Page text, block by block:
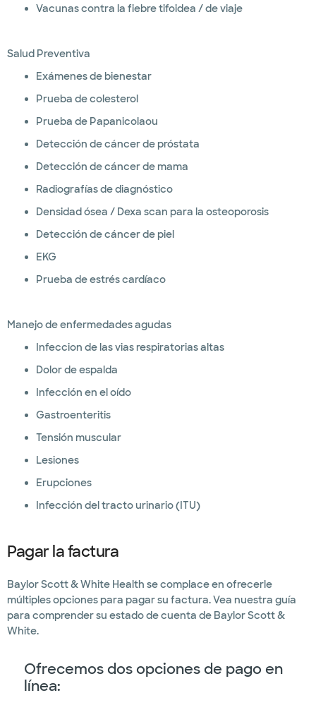
Vacunas contra la fiebre tifoidea / de viaje
Salud Preventiva
Exámenes de bienestar
Prueba de colesterol
Prueba de Papanicolaou
Detección de cáncer de próstata
Detección de cáncer de mama
Radiografías de diagnóstico
Densidad ósea / Dexa scan para la osteoporosis
Detección de cáncer de piel
EKG
Prueba de estrés cardíaco
Manejo de enfermedades agudas
Infeccion de las vias respiratorias altas
Dolor de espalda
Infección en el oído
Gastroenteritis
Tensión muscular
Lesiones
Erupciones
Infección del tracto urinario (ITU)
Pagar la factura
Baylor Scott & White Health se complace en ofrecerle
múltiples opciones para pagar su factura. Vea nuestra guía
para comprender su estado de cuenta de Baylor Scott &
White.
Ofrecemos dos opciones de pago en
línea: